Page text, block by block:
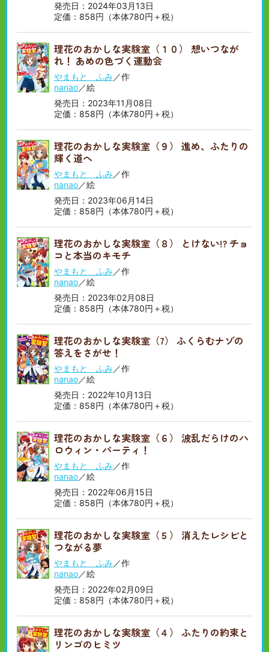
発売日：2024年03月13日
定価：858円（本体780円＋税）
理花のおかしな実験室（１０） 想いつなが
れ！ あめの色づく運動会
やまもと ふみ ／作
nanao／絵
発売日：2023年11月08日
定価：858円（本体780円＋税）
理花のおかしな実験室（９） 進め、ふたりの
輝く道へ
やまもと ふみ ／作
nanao／絵
発売日：2023年06月14日
定価：858円（本体780円＋税）
理花のおかしな実験室（８） とけない!? チョ
コと本当のキモチ
やまもと ふみ ／作
nanao／絵
発売日：2023年02月08日
定価：858円（本体780円＋税）
理花のおかしな実験室（7） ふくらむナゾの
答えをさがせ！
やまもと ふみ ／作
nanao／絵
発売日：2022年10月13日
定価：858円（本体780円＋税）
理花のおかしな実験室（６） 波乱だらけのハ
ロウィン・パーティ！
やまもと ふみ ／作
nanao／絵
発売日：2022年06月15日
定価：858円（本体780円＋税）
理花のおかしな実験室（５） 消えたレシピと
つながる夢
やまもと ふみ ／作
nanao／絵
発売日：2022年02月09日
定価：858円（本体780円＋税）
理花のおかしな実験室（４） ふたりの約束と
リンゴのヒミツ